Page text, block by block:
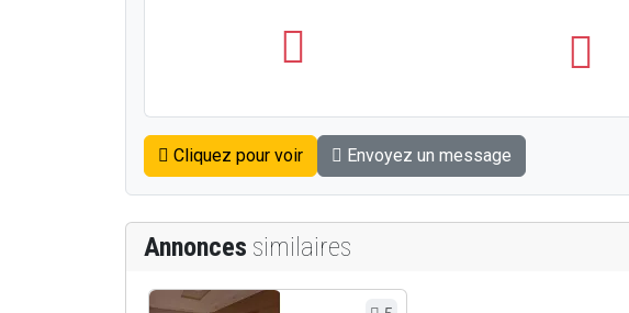
Cliquez pour voir Envoyez un message
Annonces similaires